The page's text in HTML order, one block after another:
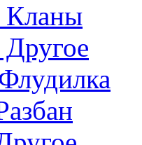
Кланы